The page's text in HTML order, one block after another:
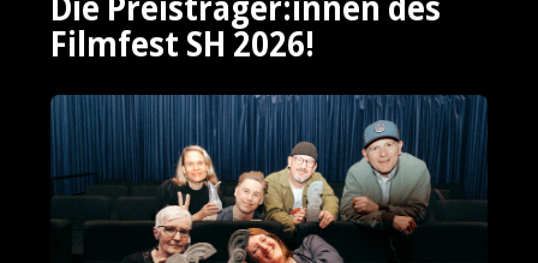
Filmfest SH 2026!